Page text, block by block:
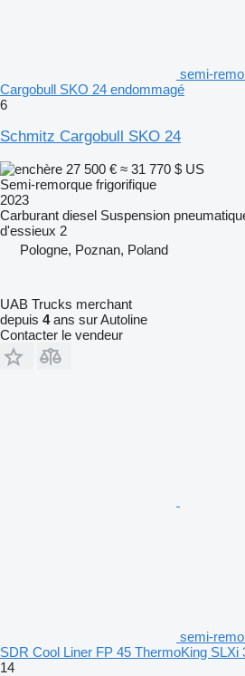
semi-
Cargobull SKO 24 endommagé
6
Schmitz Cargobull SKO 24
27 500 € ≈ 31 770 $ US
Semi-remorque frigorifique
2023
Carburant diesel Suspension
d'essieux 2
Pologne, Poznan, Poland
UAB Trucks merchant
depuis 4ans sur Autoline
Contacter le vendeur
semi-
SDR Cool Liner FP 45 ThermoKing SLXi
14